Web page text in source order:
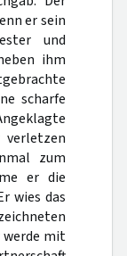
er sein
und
ihm
scharfe
zum
er die
wies das
werde mit